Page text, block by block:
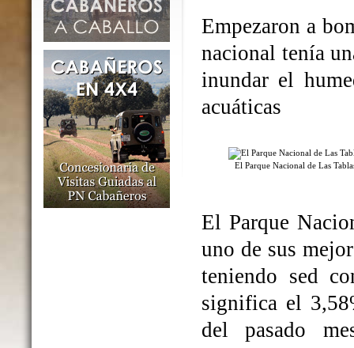
Empezaron a
nacional tenía
inundar el
acuáticas
El Parque Nacional de Las
El Parque
uno de sus
teniendo sed
significa el
del pasado